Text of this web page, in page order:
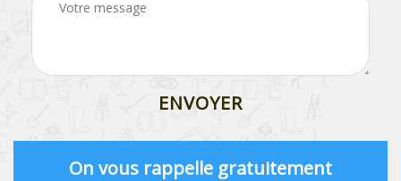
On vous rappelle gratuitement